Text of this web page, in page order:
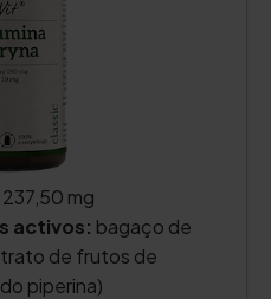
237,50 mg
activos: bagaço de
de frutos de
piperina)